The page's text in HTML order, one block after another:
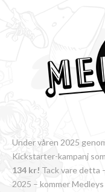
Under våren 2025
Kickstarter-kampanj
134 kr! Tack vare detta
2025 – kommer